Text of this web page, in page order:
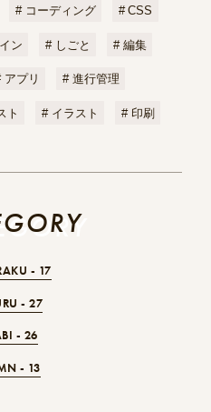
コーディング CSS
ン しごと 編集
アプリ 進行管理
ト イラスト 印刷
- 17
-27
- 26
- 13